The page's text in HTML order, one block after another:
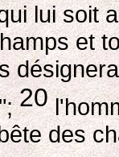
lui soit
et
20
des